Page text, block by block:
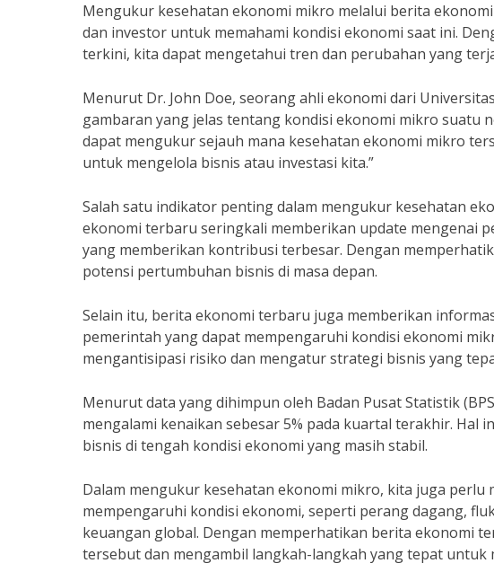
Mengukur kesehatan ekonomi mikro melalui berita
dan investor untuk memahami kondisi ekonomi saat ini.
terkini, kita dapat mengetahui tren dan perubahan yang
Menurut Dr. John Doe, seorang ahli ekonomi dari
gambaran yang jelas tentang kondisi ekonomi mikro suatu
dapat mengukur sejauh mana kesehatan ekonomi mikro
untuk mengelola bisnis atau investasi kita.”
Salah satu indikator penting dalam mengukur kesehatan
ekonomi terbaru seringkali memberikan update mengenai
yang memberikan kontribusi terbesar. Dengan
potensi pertumbuhan bisnis di masa depan.
Selain itu, berita ekonomi terbaru juga memberikan
pemerintah yang dapat mempengaruhi kondisi ekonomi
mengantisipasi risiko dan mengatur strategi bisnis yang
Menurut data yang dihimpun oleh Badan Pusat Statistik
mengalami kenaikan sebesar 5% pada kuartal terakhir. Hal
bisnis di tengah kondisi ekonomi yang masih stabil.
Dalam mengukur kesehatan ekonomi mikro, kita juga
mempengaruhi kondisi ekonomi, seperti perang dagang,
keuangan global. Dengan memperhatikan berita ekonomi
tersebut dan mengambil langkah-langkah yang tepat untuk